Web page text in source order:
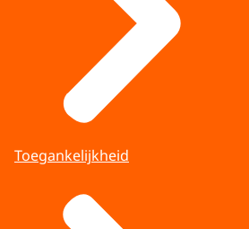
Toegankelijkheid